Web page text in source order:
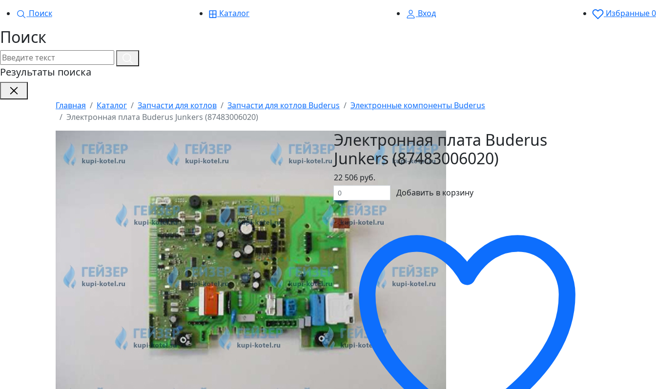
Поиск
Каталог Вход Избранные0
Поиск
Результаты поиска
Главная Каталог Запчасти для котлов Запчасти для котлов Buderus
Электронные компоненты Buderus
Электронная плата Buderus Junkers (87483006020)
Электронная плата Buderus
Junkers (87483006020)
22 506 руб.
Добавить в корзину